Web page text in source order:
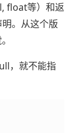
float等）和返
。从这个版
，就不能指